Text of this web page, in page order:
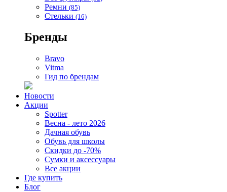
Ремни (85)
Стельки (16)
Бренды
Bravo
Vitma
Гид по брендам
Новости
Акции
Spotter
Весна - лето 2026
Дачная обувь
Обувь для школы
Скидки до -70%
Сумки и аксессуары
Все акции
Где купить
Блог